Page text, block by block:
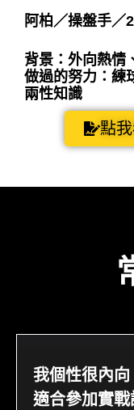
阿柏 ／操盤手／
背景：外向熱情
做過的努力：練
兩性知識
點
我個性很內向
適合參加實戰